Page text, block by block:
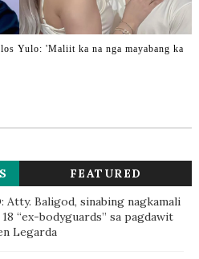
Yulo: 'Maliit ka na nga mayabang ka
FEATURED
Atty. Baligod, sinabing nagkamali
“ex-bodyguards” sa pagdawit
Legarda